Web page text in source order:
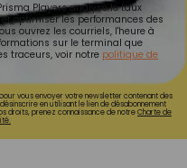
Players analyse le taux
optimiser les performances des
ouvrez les courriels, l'heure à
sur le terminal que
traceurs, voir notre politique de
vous envoyer votre newsletter contenant des
en utilisant le lien de désabonnement
droits, prenez connaissance de notreCharte de